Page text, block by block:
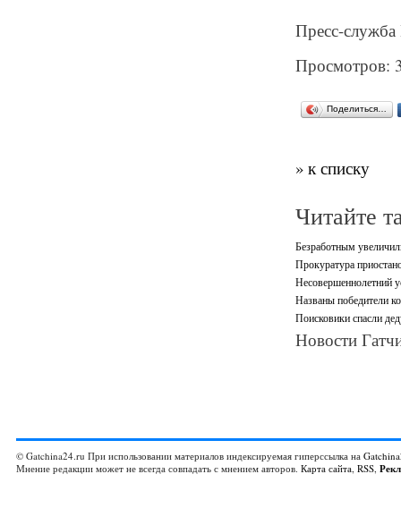
Пресс-служба
Просмотров:
Поделиться…
» к списку
Читайте
Безработным
Прокуратура
Несовершеннолетний
Названы победители
Поисковики спасли
Новости
© Gatchina24.ru При использовании материалов индексируемая гиперссылка на
Мнение редакции может не всегда совпадать с мнением авторов. Карта сайта, RSS,